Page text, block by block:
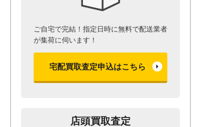
ご自宅で完結！指定日時に無料で配送業者
が集荷に伺います！
宅配買取査定申込はこちら
店頭買取査定